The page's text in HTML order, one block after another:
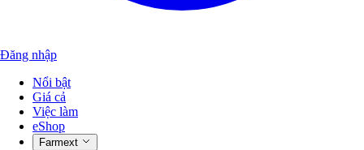
Đăng nhập
Nổi bật
Giá cả
Việc làm
eShop
Farmext